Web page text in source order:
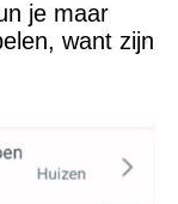
je maar
want zijn